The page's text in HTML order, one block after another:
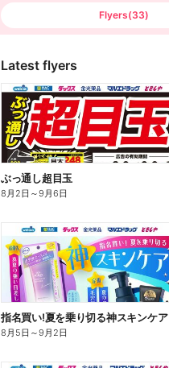
Flyers(33)
Latest flyers
ぶっ通し超目玉
8月2日 ～9月6日
指名買い!夏を乗り切る神スキンケア
8月5日 ～9月2日